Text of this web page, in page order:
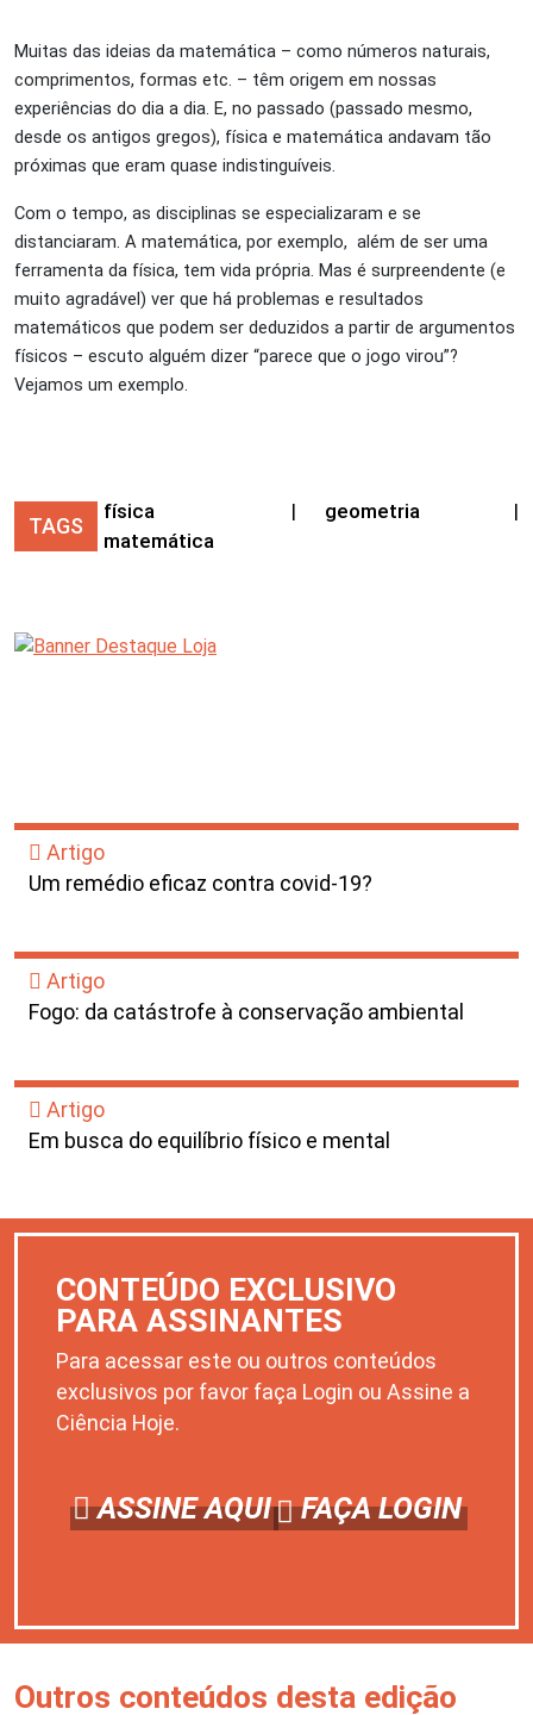
Muitas das ideias da matemática – como números naturais,
comprimentos, formas etc. – têm origem em nossas
experiências do dia a dia. E, no passado (passado mesmo,
desde os antigos gregos), física e matemática andavam tão
próximas que eram quase indistinguíveis.
Com o tempo, as disciplinas se especializaram e se
distanciaram. A matemática, por exemplo, além de ser uma
ferramenta da física, tem vida própria. Mas é surpreendente (e
muito agradável) ver que há problemas e resultados
matemáticos que podem ser deduzidos a partir de argumentos
físicos – escuto alguém dizer “parece que o jogo virou”?
Vejamos um exemplo.
TAGS
física | geometria
|
matemática
Artigo
Um remédio eficaz contra covid-19?
Artigo
Fogo: da catástrofe à conservação ambiental
Artigo
Em busca do equilíbrio físico e mental
CONTEÚDO EXCLUSIVO
PARA ASSINANTES
Para acessar este ou outros conteúdos
exclusivos por favor faça Login ou Assine a
Ciência Hoje.
ASSINE AQUI FAÇA LOGIN
Outros conteúdos desta edição